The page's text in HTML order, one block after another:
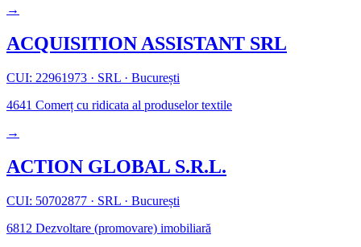
→
ACQUISITION ASSISTANT SRL
CUI: 22961973 · SRL · București
4641 Comerț cu ridicata al produselor textile
→
ACTION GLOBAL S.R.L.
CUI: 50702877 · SRL · București
6812 Dezvoltare (promovare) imobiliară